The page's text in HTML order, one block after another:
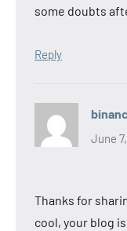
some doubts
Reply
June
Thanks for
cool, your blog